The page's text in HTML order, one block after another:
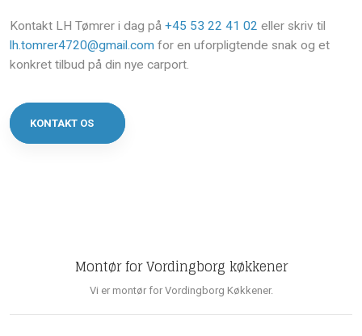
Kontakt LH Tømrer i dag på +45 53 22 41 02 eller skriv til
lh.tomrer4720@gmail.com for en uforpligtende snak og et
konkret tilbud på din nye carport.
KONTAKT OS
Montør for Vordingborg køkkener
Vi er montør for Vordingborg Køkkener.